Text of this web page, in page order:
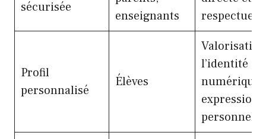
sécurisée
enseignants
Profil
personnalisé
Élèves
l’identité
numérique,
expression
personnelle